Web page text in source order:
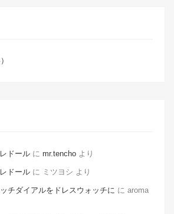
ドール に mr.tencho より
ドール に ミツヨシ より
チダイアルをドレスウォッチに に aroma